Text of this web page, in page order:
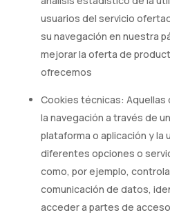
usuarios del servicio
su navegación en nuestra
mejorar la oferta de
ofrecemos
Cookies técnicas: Aquellas
la navegación a través de
plataforma o aplicación y la
diferentes opciones o
como, por ejemplo,
comunicación de datos,
acceder a partes de